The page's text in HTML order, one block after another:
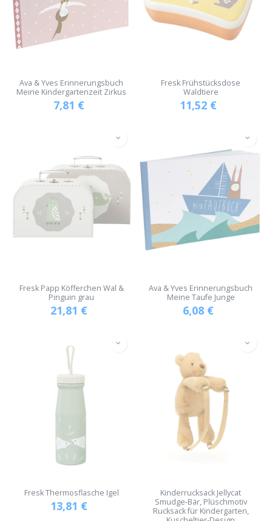
Ava & Yves Erinnerungsbuch
Meine Kindergartenzeit Zirkus
7,81 €
Fresk Frühstücksdose
Waldtiere
11,52 €
Fresk Papp Köfferchen Wal &
Pinguin grau
21,81 €
Ava & Yves Erinnerungsbuch
Meine Taufe Junge
6,08 €
Fresk Thermosflasche Igel
13,81 €
Kinderrucksack Jellycat
Smudge-Bär, Plüschmotiv
Rucksack für Kindergarten,